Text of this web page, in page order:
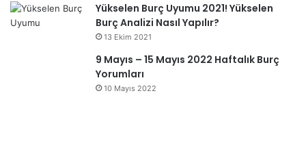
Yükselen Burç Uyumu 2021! Yükselen
Burç Analizi Nasıl Yapılır?
13 Ekim 2021
9 Mayıs – 15 Mayıs 2022 Haftalık Burç
Yorumları
10 Mayıs 2022